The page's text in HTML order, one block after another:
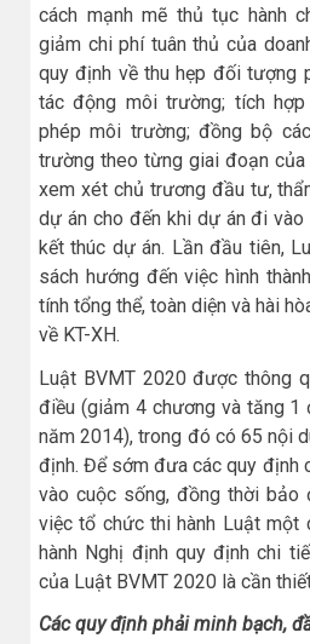
cách mạnh mẽ thủ tục hành
giảm chi phí tuân thủ của
quy định về thu hẹp đối tượng
tác động môi trường; tích
phép môi trường; đồng bộ
trường theo từng giai đoạn
xem xét chủ trương đầu tư,
dự án cho đến khi dự án đi vào
kết thúc dự án. Lần đầu tiên,
sách hướng đến việc hình
tính tổng thể, toàn diện và hài
về KT-XH.
Luật BVMT 2020 được thông
điều (giảm 4 chương và tăng
năm 2014), trong đó có 65 nội
định. Để sớm đưa các quy định
vào cuộc sống, đồng thời bảo
việc tổ chức thi hành Luật một
hành Nghị định quy định chi
của Luật BVMT 2020 là cần
Các quy định phải minh bạch,